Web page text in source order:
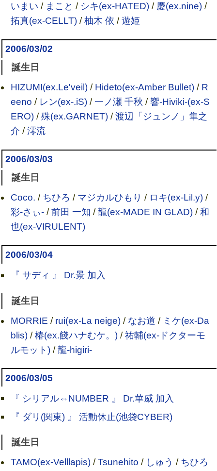
いまい / まこと / シキ(ex-HATED)/ 慶(ex.nine)/
拓真(ex-CELLT)/柚木 依 /遊姫
2006/03/02
誕生日
HIZUMI(ex.Le'veil)/ Hideto(ex-Amber Bullet)/ R
eeno / レン(ex-.iS)/一ノ瀬 千秋 /響-Hiviki-(ex-S
ERO)/殊(ex.GARNET)/渡辺「ジュンノ」隼之
介 /澪流
2006/03/03
誕生日
Coco. / ちひろ / マジカルひもり / ロキ(ex-Lil.y)/
彩-さぃ-/前田 一知 /龍(ex-MADE IN GLAD)/和
也(ex-VIRULENT)
2006/03/04
『 サディ 』 Dr.景 加入
誕生日
MORRIE / rui(ex-La neige)/ なお道 / ミケ(ex-Da
blis)/椿(ex.餞ハナむケ。)/祐輔(ex-ドクターモ
ルモット)/龍-higiri-
2006/03/05
『 シリアル⇔NUMBER 』 Dr.華威 加入
『 ダリ(関東) 』 活動休止(池袋CYBER)
誕生日
TAMO(ex-Velllapis)/Tsunehito / しゅう / ちひろ